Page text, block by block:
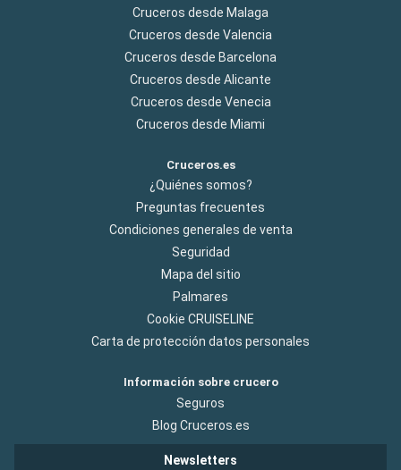
Cruceros desde Malaga
Cruceros desde Valencia
Cruceros desde Barcelona
Cruceros desde Alicante
Cruceros desde Venecia
Cruceros desde Miami
Cruceros.es
¿Quiénes somos?
Preguntas frecuentes
Condiciones generales de venta
Seguridad
Mapa del sitio
Palmares
Cookie CRUISELINE
Carta de protección datos personales
Información sobre crucero
Seguros
Blog Cruceros.es
Newsletters